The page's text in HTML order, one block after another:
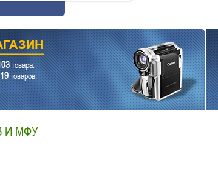
товара.
товаров.
И МФУ